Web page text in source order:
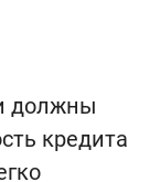
должны
кредита